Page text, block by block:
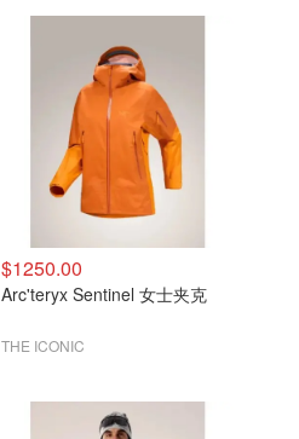
$1250.00
Arc'teryx Sentinel 女士夹克
THE ICONIC